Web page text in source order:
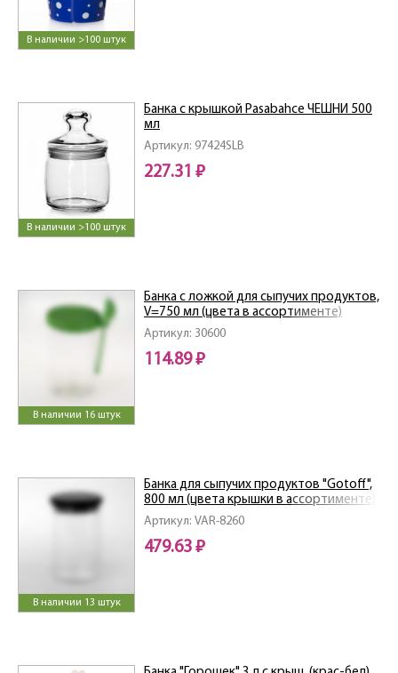
В наличии >100 штук
В наличии >100 штук
Артикул: 97424SLB
Банка с крышкой Pasabahce ЧЕШНИ 500
мл
227.31 ₽
В наличии 16 штук
Артикул: 30600
Банка с ложкой для сыпучих продуктов,
V=750 мл (цвета в ассортименте)
114.89 ₽
В наличии 13 штук
Артикул: VAR-8260
Банка для сыпучих продуктов "Gotoff",
800 мл (цвета крышки в ассортименте)
479.63 ₽